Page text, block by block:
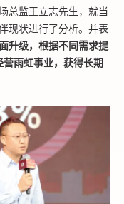
总监王立志先生，就当
现状进行了分析。并表
升级，根据不同需求提
雨虹事业，获得长期